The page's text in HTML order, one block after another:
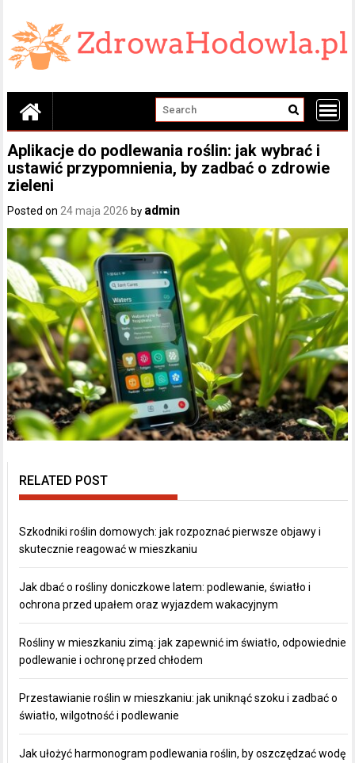
content
Aplikacje do podlewania roślin: jak wybrać i
ustawić przypomnienia, by zadbać o zdrowie
zieleni
Posted on24 maja 2026 by admin
RELATED POST
Szkodniki roślin domowych: jak rozpoznać pierwsze objawy i
skutecznie reagować w mieszkaniu
Jak dbać o rośliny doniczkowe latem: podlewanie, światło i
ochrona przed upałem oraz wyjazdem wakacyjnym
Rośliny w mieszkaniu zimą: jak zapewnić im światło, odpowiednie
podlewanie i ochronę przed chłodem
Przestawianie roślin w mieszkaniu: jak uniknąć szoku i zadbać o
światło, wilgotność i podlewanie
Jak ułożyć harmonogram podlewania roślin, by oszczędzać wodę